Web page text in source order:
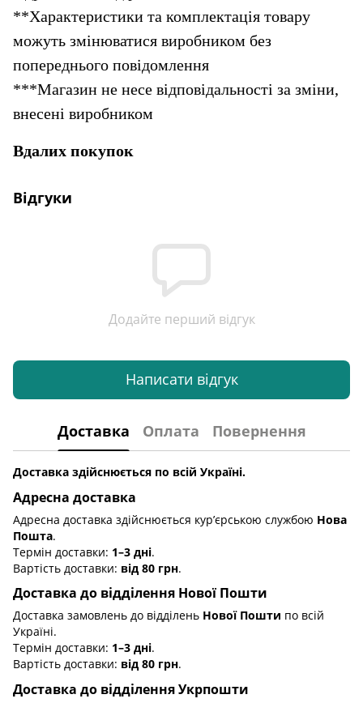
**Характеристики та комплектація товару
можуть змінюватися виробником без
попереднього повідомлення
***Магазин не несе відповідальності за зміни,
внесені виробником
Вдалих покупок
Відгуки
Додайте перший відгук
Написати відгук
Доставка Оплата Повернення
Доставка здійснюється по всій Україні.
Адресна доставка
Адресна доставка здійснюється кур’єрською службою Нова
Пошта.
Термін доставки: 1–3 дні.
Вартість доставки: від 80 грн.
Доставка до відділення Нової Пошти
Доставка замовлень до відділень Нової Пошти по всій
Україні.
Термін доставки: 1–3 дні.
Вартість доставки: від 80 грн.
Доставка до відділення Укрпошти